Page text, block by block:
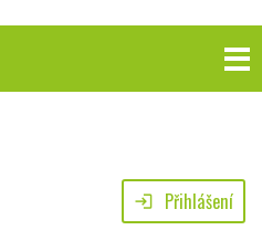
login Přihlášení